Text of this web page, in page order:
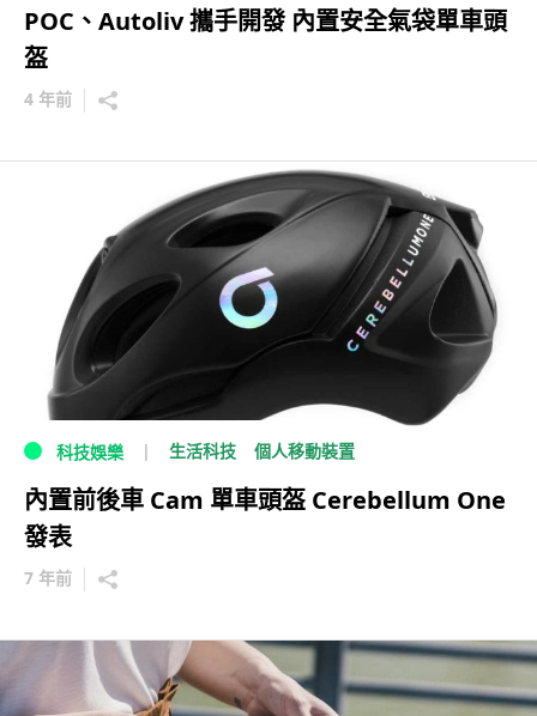
POC、Autoliv 攜手開發 內置安全氣袋單車頭
盔
4 年前
科技娛樂 生活科技 個人移動裝置
內置前後車 Cam 單車頭盔 Cerebellum One
發表
7 年前